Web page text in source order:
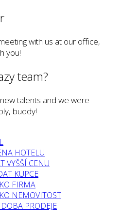
with us at our office,
you!
team?
talents and we were
buddy!
HOTELU
VYŠŠÍ CENU
KUPCE
FIRMA
NEMOVITOST
PRODEJE